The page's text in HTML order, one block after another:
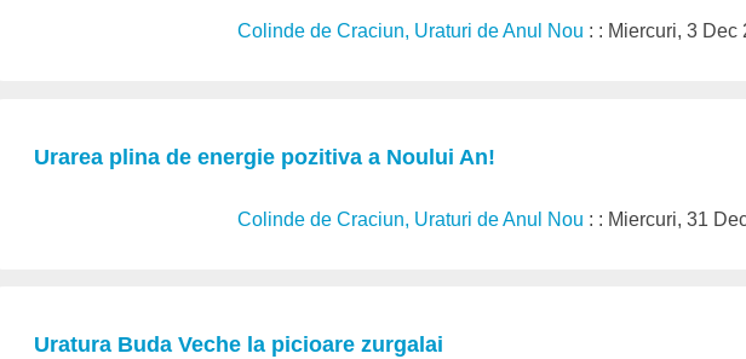
Colinde de Craciun, Uraturi de Anul Nou : : Miercuri, 3 Dec
Urarea plina de energie pozitiva a Noului An!
Colinde de Craciun, Uraturi de Anul Nou : : Miercuri, 31
Uratura Buda Veche la picioare zurgalai